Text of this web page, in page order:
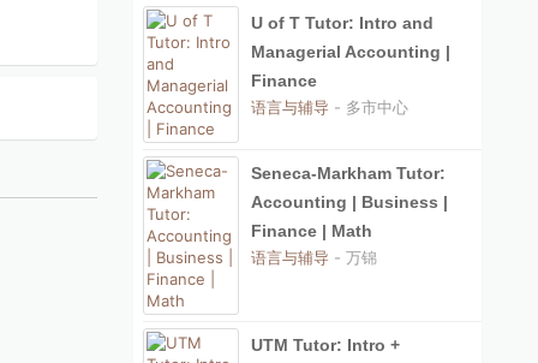
U of T Tutor: Intro and
Managerial Accounting |
Finance
语言与辅导 - 多市中心
Seneca-Markham Tutor:
Accounting | Business |
Finance | Math
语言与辅导 - 万锦
UTM Tutor: Intro +